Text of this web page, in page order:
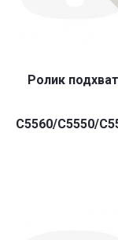
Ролик
C5560/C5550/